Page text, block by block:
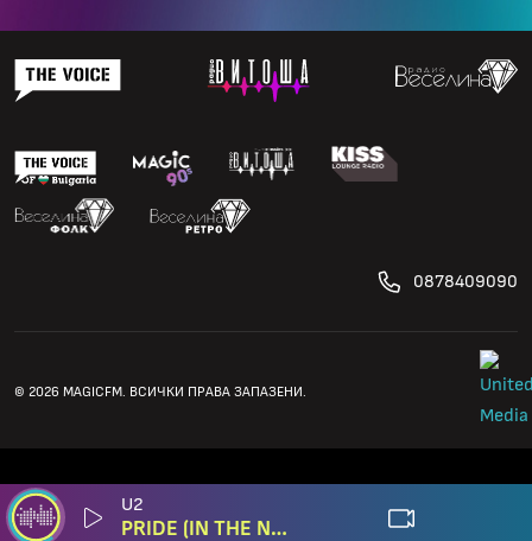
U2
PRIDE (IN THE NAME OF LOVE) (LIVE)
0878409090
© 2026 MAGICFM. ВСИЧКИ ПРАВА ЗАПАЗЕНИ.